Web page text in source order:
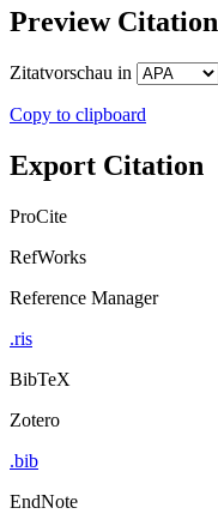
Preview Citation
Zitatvorschau in
Copy to clipboard
Export Citation
ProCite
RefWorks
Reference Manager
.ris
BibTeX
Zotero
.bib
EndNote